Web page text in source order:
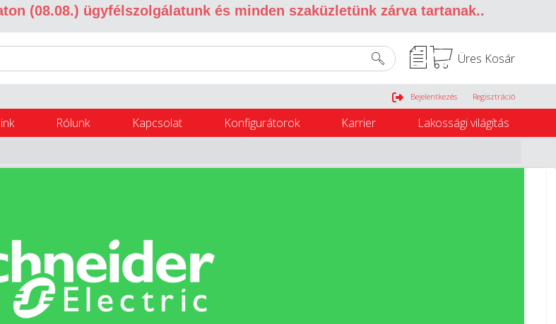
(08.08.) ügyfélszolgálatunk és minden szaküzletünk zárva tartanak..
Üres Kosár
Belépés
Bejelentkezés Regisztráció
Rólunk Kapcsolat Konfigurátorok Karrier Lakossági világítás